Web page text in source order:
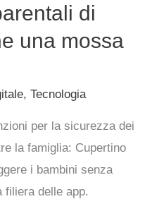
di
una mossa
,Tecnologia
per la sicurezza dei
la famiglia: Cupertino
i bambini senza
filiera delle app.